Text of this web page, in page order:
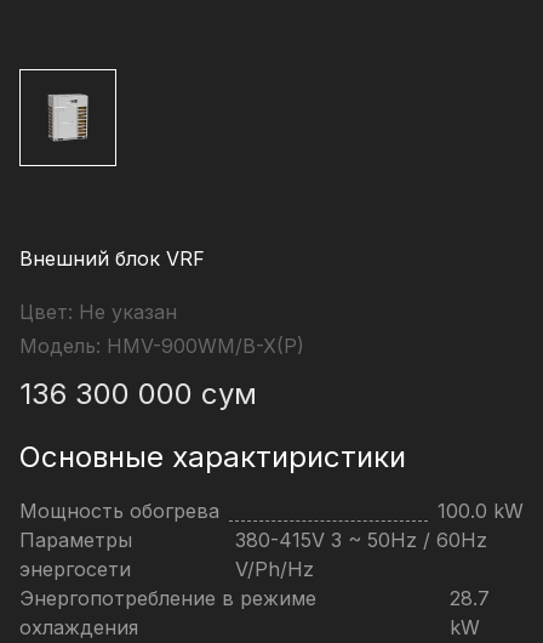
Внешний блок VRF
Цвет: Не указан
Модель: HMV-900WM/B-X(P)
136 300 000 сум
Основные характиристики
Мощность обогрева
100.0 kW
Параметры
энергосети
380-415V 3 ~ 50Hz / 60Hz
V/Ph/Hz
Энергопотребление в режиме
охлаждения
28.7
kW